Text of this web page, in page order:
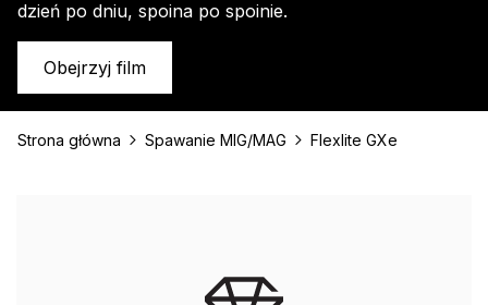
dzień po dniu, spoina po spoinie.
Obejrzyj film
Strona główna Spawanie MIG/MAG Flexlite GXe